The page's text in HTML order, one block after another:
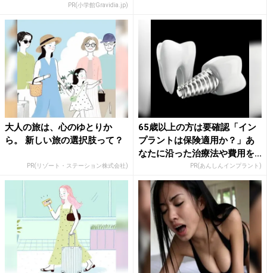
PR(小学館Gravidia.jp)
大人の旅は、心のゆとりか
ら。 新しい旅の選択肢って？
PR(リゾート・ステーション株式会社)
65歳以上の方は要確認「イン
プラントは保険適用か？」あ
なたに沿った治療法や費用を...
PR(あんしんインプラント)